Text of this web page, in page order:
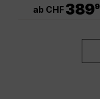
ab CHF389